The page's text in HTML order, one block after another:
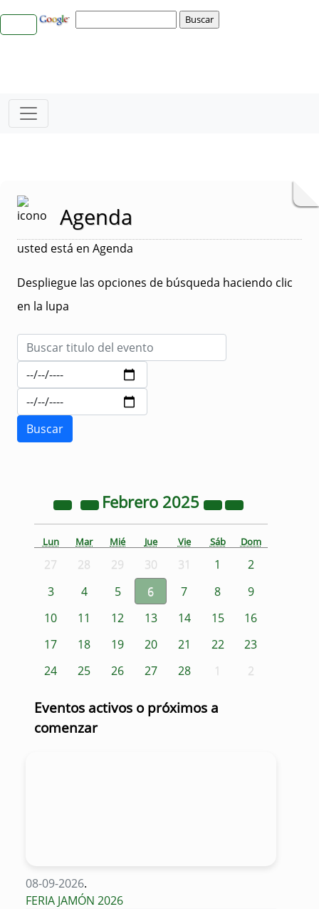
Agenda
usted está en Agenda
Despliegue las opciones de búsqueda haciendo clic
en la lupa
Febrero 2025
Lun Mar Mié Jue Vie Sáb Dom
27 28 29 30 31 1
2
3
4 5 6 7 8
9
10
11 12 13 14 15
16
17
18 19 20 21 22
23
24
25 26 27 28 1 2
Eventos activos o próximos a
comenzar
08-09-2026.
FERIA JAMÓN 2026